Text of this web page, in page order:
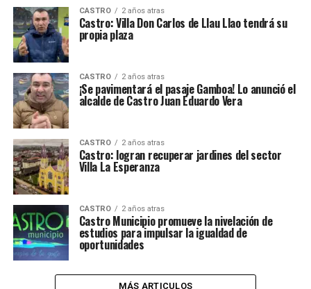
CASTRO 2 años atras
Castro: Villa Don Carlos de Llau Llao tendrá su
propia plaza
CASTRO 2 años atras
¡Se pavimentará el pasaje Gamboa! Lo anunció el
alcalde de Castro Juan Eduardo Vera
CASTRO 2 años atras
Castro: logran recuperar jardines del sector
Villa La Esperanza
CASTRO 2 años atras
Castro Municipio promueve la nivelación de
estudios para impulsar la igualdad de
oportunidades
MÁS ARTICULOS